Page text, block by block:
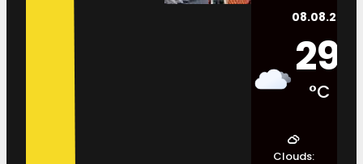
08.08.2026.
29
°C
Clouds: